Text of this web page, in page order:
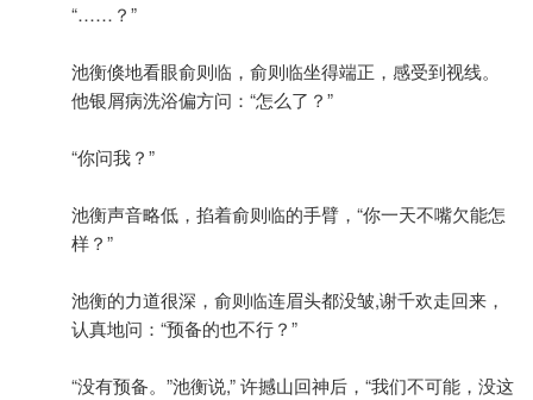
“……？”
池衡倏地看眼俞则临，俞则临坐得端正，感受到视线。
他银屑病洗浴偏方问：“怎么了？”
“你问我？”
池衡声音略低，掐着俞则临的手臂，“你一天不嘴欠能怎
样？”
池衡的力道很深，俞则临连眉头都没皱,谢千欢走回来，
认真地问：“预备的也不行？”
“没有预备。”池衡说,” 许撼山回神后，“我们不可能，没这